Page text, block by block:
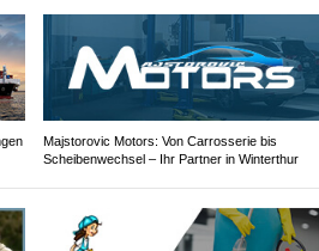
Majstorovic Motors: Von Carrosserie bis
Scheibenwechsel – Ihr Partner in Winterthur